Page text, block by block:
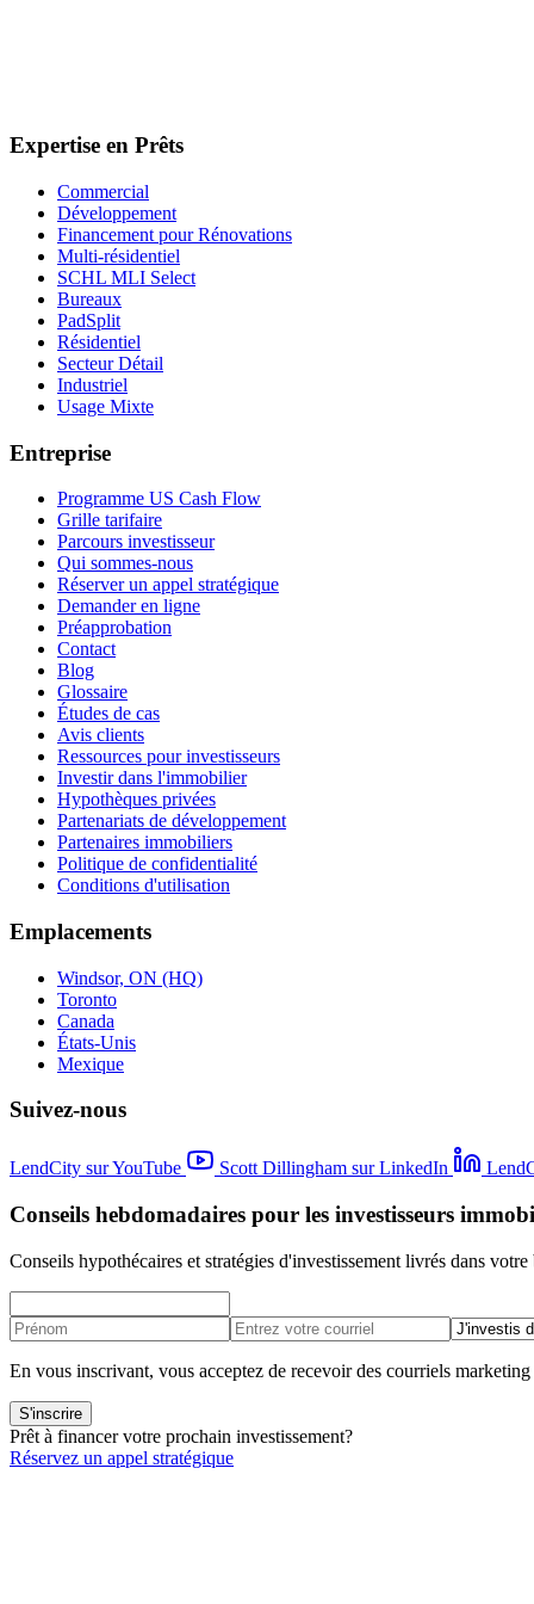
Expertise en Prêts
Commercial
Développement
Financement pour Rénovations
Multi-résidentiel
SCHL MLI Select
Bureaux
PadSplit
Résidentiel
Secteur Détail
Industriel
Usage Mixte
Entreprise
Programme US Cash Flow
Grille tarifaire
Parcours investisseur
Qui sommes-nous
Réserver un appel stratégique
Demander en ligne
Préapprobation
Contact
Blog
Glossaire
Études de cas
Avis clients
Ressources pour investisseurs
Investir dans l'immobilier
Hypothèques privées
Partenariats de développement
Partenaires immobiliers
Politique de confidentialité
Conditions d'utilisation
Emplacements
Windsor, ON (HQ)
Toronto
Canada
États-Unis
Mexique
Suivez-nous
LendCity sur YouTube Scott Dillingham sur LinkedIn
Conseils hebdomadaires pour les investisseurs
Conseils hypothécaires et stratégies d'investissement livrés dans
En vous inscrivant, vous acceptez de recevoir des courriels
S'inscrire
Prêt à financer votre prochain investissement?
Réservez un appel stratégique